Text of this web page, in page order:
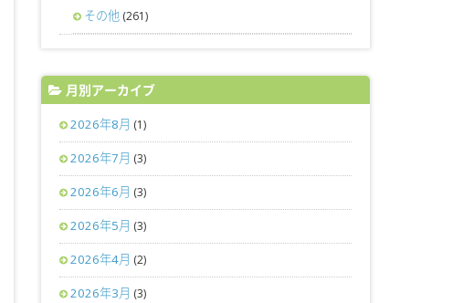
その他 (261)
月別アーカイブ
2026年8月 (1)
2026年7月 (3)
2026年6月 (3)
2026年5月 (3)
2026年4月 (2)
2026年3月 (3)